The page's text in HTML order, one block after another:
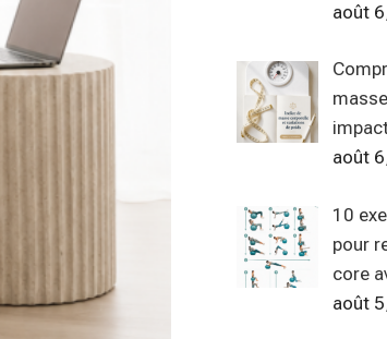
août
août
10
pour
core
août